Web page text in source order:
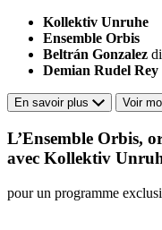
Kollektiv Unruhe
Ensemble Orbis
Beltrán Gonzalez
Demian Rudel Rey
En savoir plus Voir
L’Ensemble Orbis,
avec Kollektiv
pour un programme